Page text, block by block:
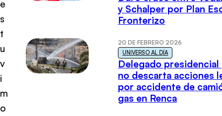
e
s
t
u
v
i
m
o
y Schalper por Plan
Fronterizo
20 DE FEBRERO 2026
UNIVERSO AL DÍA
Delegado presidencial
no descarta acciones
por accidente de
gas en Renca